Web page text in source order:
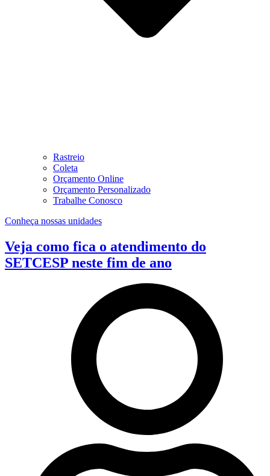
Rastreio
Coleta
Orçamento Online
Orçamento Personalizado
Trabalhe Conosco
Conheça nossas unidades
Veja como fica o atendimento do
SETCESP neste fim de ano